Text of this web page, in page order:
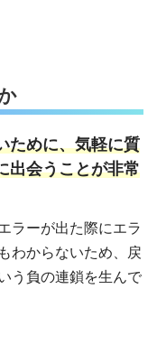
ために、気軽に質
出会うことが非常
ラーが出た際にエラ
わからないため、戻
う負の連鎖を生んで